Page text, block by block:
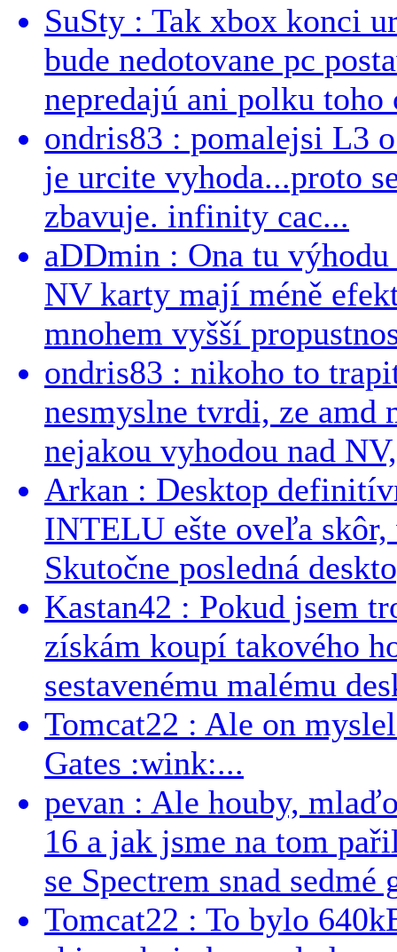
SuSty : Tak xbox konci
bude nedotovane pc
nepredajú ani polku toho
ondris83 : pomalejsi L3
je urcite vyhoda...proto
zbavuje. infinity cac...
aDDmin : Ona tu
NV karty mají méně
mnohem vyšší
ondris83 : nikoho to
nesmyslne tvrdi, ze
nejakou vyhodou nad
Arkan : Desktop
INTELU ešte oveľa
Skutočne posledná
Kastan42 : Pokud jsem
získám koupí takového
sestavenému malému
Tomcat22 : Ale on
Gates :wink:...
pevan : Ale houby,
16 a jak jsme na tom
se Spectrem snad sedmé
Tomcat22 : To bylo